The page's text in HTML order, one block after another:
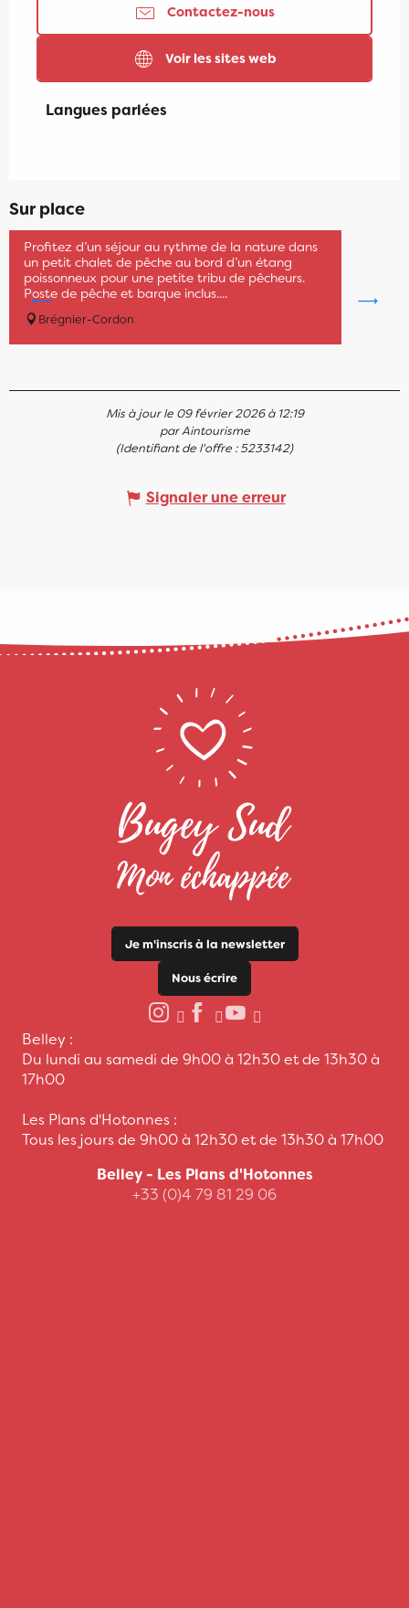
Contactez-nous
Voir les sites web
Langues parlées
Langues parlées
Sur place
Havana Gîte n°2 "Le Familial"
Profitez d’un séjour au rythme de la nature dans
un petit chalet de pêche au bord d’un étang
poissonneux pour une petite tribu de pêcheurs.
Poste de pêche et barque inclus....
Brégnier-Cordon
Mis à jour le 09 février 2026 à 12:19
par Aintourisme
(Identifiant de l'offre :5233142)
Signaler une erreur
Je m'inscris à la newsletter
Nous écrire
Belley :
Du lundi au samedi de 9h00 à 12h30 et de 13h30 à
17h00
Les Plans d'Hotonnes :
Tous les jours de 9h00 à 12h30 et de 13h30 à 17h00
Belley - Les Plans d'Hotonnes
+33 (0)4 79 81 29 06